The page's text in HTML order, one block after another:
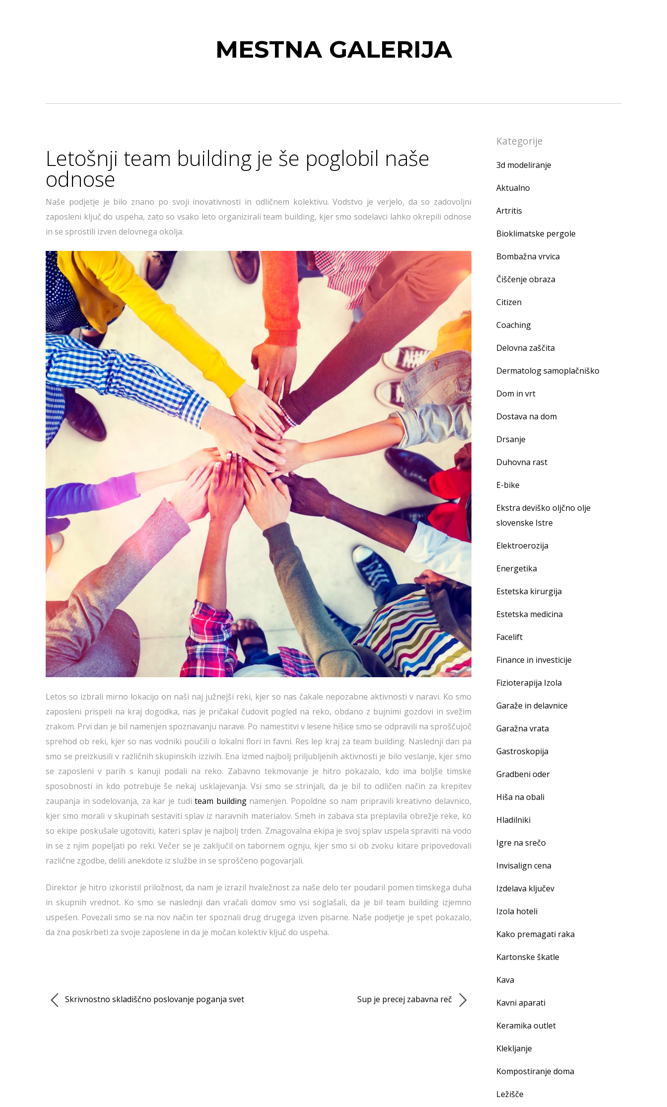
MESTNA GALERIJA
Letošnji team building je še poglobil naše
odnose
Naše podjetje je bilo znano po svoji inovativnosti in odličnem kolektivu. Vodstvo je verjelo, da so zadovoljni
zaposleni ključ do uspeha, zato so vsako leto organizirali team building, kjer smo sodelavci lahko okrepili odnose
in se sprostili izven delovnega okolja.
Letos so izbrali mirno lokacijo on naši naj južnejši reki, kjer so nas čakale nepozabne aktivnosti v naravi. Ko smo
zaposleni prispeli na kraj dogodka, nas je pričakal čudovit pogled na reko, obdano z bujnimi gozdovi in svežim
zrakom. Prvi dan je bil namenjen spoznavanju narave. Po namestitvi v lesene hišice smo se odpravili na sproščujoč
sprehod ob reki, kjer so nas vodniki poučili o lokalni flori in favni. Res lep kraj za team building. Naslednji dan pa
smo se preizkusili v različnih skupinskih izzivih. Ena izmed najbolj priljubljenih aktivnosti je bilo veslanje, kjer smo
se zaposleni v parih s kanuji podali na reko. Zabavno tekmovanje je hitro pokazalo, kdo ima boljše timske
sposobnosti in kdo potrebuje še nekaj usklajevanja. Vsi smo se strinjali, da je bil to odličen način za krepitev
zaupanja in sodelovanja, za kar je tuditeam buildingnamenjen. Popoldne so nam pripravili kreativno delavnico,
kjer smo morali v skupinah sestaviti splav iz naravnih materialov. Smeh in zabava sta preplavila obrežje reke, ko
so ekipe poskušale ugotoviti, kateri splav je najbolj trden. Zmagovalna ekipa je svoj splav uspela spraviti na vodo
in se z njim popeljati po reki. Večer se je zaključil on tabornem ognju, kjer smo si ob zvoku kitare pripovedovali
različne zgodbe, delili anekdote iz službe in se sproščeno pogovarjali.
Direktor je hitro izkoristil priložnost, da nam je izrazil hvaležnost za naše delo ter poudaril pomen timskega duha
in skupnih vrednot. Ko smo se naslednji dan vračali domov smo vsi soglašali, da je bil team building izjemno
uspešen. Povezali smo se na nov način ter spoznali drug drugega izven pisarne. Naše podjetje je spet pokazalo,
da zna poskrbeti za svoje zaposlene in da je močan kolektiv ključ do uspeha.
Skrivnostno skladiščno poslovanje poganja svet Sup je precej zabavna reč
Kategorije
3d modeliranje
Aktualno
Artritis
Bioklimatske pergole
Bombažna vrvica
Čiščenje obraza
Citizen
Coaching
Delovna zaščita
Dermatolog samoplačniško
Dom in vrt
Dostava na dom
Drsanje
Duhovna rast
E-bike
Ekstra deviško oljčno olje
slovenske Istre
Elektroerozija
Energetika
Estetska kirurgija
Estetska medicina
Facelift
Finance in investicije
Fizioterapija Izola
Garaže in delavnice
Garažna vrata
Gastroskopija
Gradbeni oder
Hiša na obali
Hladilniki
Igre na srečo
Invisalign cena
Izdelava ključev
Izola hoteli
Kako premagati raka
Kartonske škatle
Kava
Kavni aparati
Keramika outlet
Klekljanje
Kompostiranje doma
Ležišče